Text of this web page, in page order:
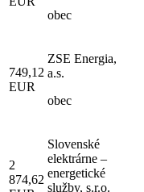
obec
749,12
EUR
ZSE Energia,
a.s.
obec
2
874,62
Slovenské
elektrárne –
energetické
služby, s.r.o.